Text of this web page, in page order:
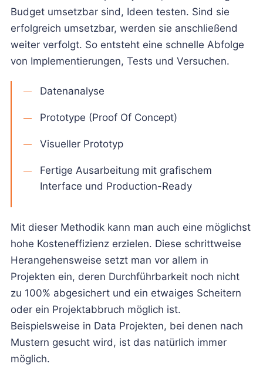
Budget umsetzbar sind, Ideen testen. Sind sie
erfolgreich umsetzbar, werden sie anschließend
weiter verfolgt. So entsteht eine schnelle Abfolge
von Implementierungen, Tests und Versuchen.
Datenanalyse
Prototype (Proof Of Concept)
Visueller Prototyp
Fertige Ausarbeitung mit grafischem
Interface und Production-Ready
Mit dieser Methodik kann man auch eine möglichst
hohe Kosteneffizienz erzielen. Diese schrittweise
Herangehensweise setzt man vor allem in
Projekten ein, deren Durchführbarkeit noch nicht
zu 100% abgesichert und ein etwaiges Scheitern
oder ein Projektabbruch möglich ist.
Beispielsweise in Data Projekten, bei denen nach
Mustern gesucht wird, ist das natürlich immer
möglich.